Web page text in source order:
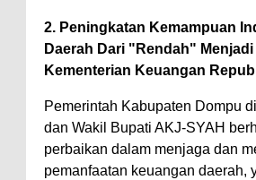
2. Peningkatan Kemampuan
Daerah Dari "Rendah"
Kementerian Keuangan
Pemerintah Kabupaten Dompu
dan Wakil Bupati AKJ-SYAH
perbaikan dalam menjaga dan
pemanfaatan keuangan daerah,